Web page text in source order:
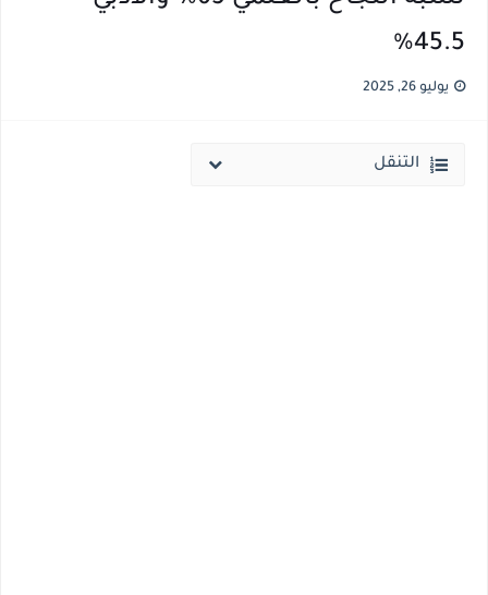
45.5%
يوليو 26, 2025
التنقل